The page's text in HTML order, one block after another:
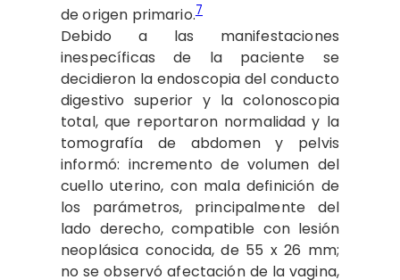
de origen primario.7
Debido a las manifestaciones
inespecíficas de la paciente se
decidieron la endoscopia del conducto
digestivo superior y la colonoscopia
total, que reportaron normalidad y la
tomografía de abdomen y pelvis
informó: incremento de volumen del
cuello uterino, con mala definición de
los parámetros, principalmente del
lado derecho, compatible con lesión
neoplásica conocida, de 55 x 26 mm;
no se observó afectación de la vagina,